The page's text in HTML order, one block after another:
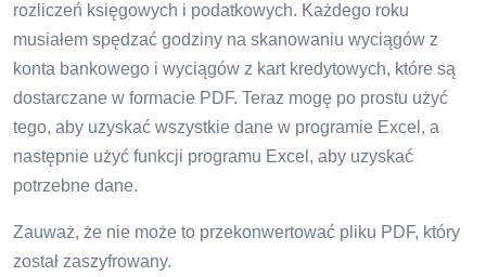
rozliczeń księgowych i podatkowych. Każdego roku
musiałem spędzać godziny na skanowaniu wyciągów z
konta bankowego i wyciągów z kart kredytowych, które są
dostarczane w formacie PDF. Teraz mogę po prostu użyć
tego, aby uzyskać wszystkie dane w programie Excel, a
następnie użyć funkcji programu Excel, aby uzyskać
potrzebne dane.
Zauważ, że nie może to przekonwertować pliku PDF, który
został zaszyfrowany.